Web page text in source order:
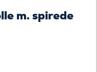
m. spirede